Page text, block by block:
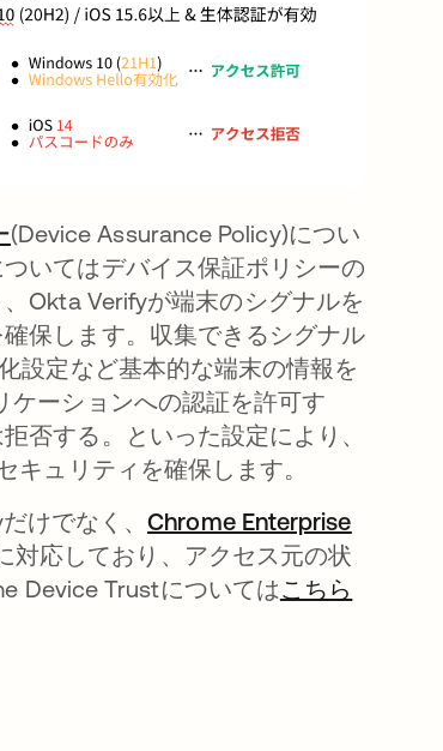
(Device Assurance Policy)につい
いてはデバイス保証ポリシーの
Okta Verifyが端末のシグナルを
保します。収集できるシグナル
設定など基本的な端末の情報を
ケーションへの認証を許可す
否する。といった設定により、
キュリティを確保します。
けでなく、Chrome Enterprise
対応しており、アクセス元の状
Device Trustについてはこちら